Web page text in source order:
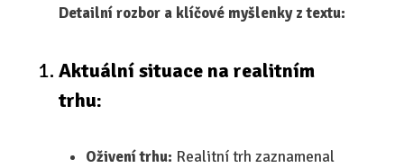
Detailní rozbor a klíčové myšlenky z textu:
Aktuální situace na realitním
trhu:
Oživení trhu: Realitní trh zaznamenal